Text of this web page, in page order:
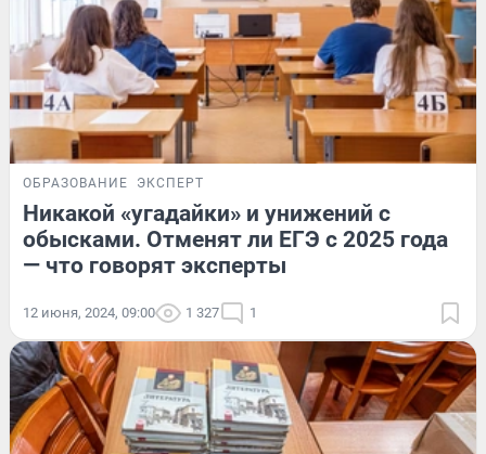
ОБРАЗОВАНИЕ ЭКСПЕРТ
Никакой «угадайки» и унижений с
обысками. Отменят ли ЕГЭ с 2025 года
— что говорят эксперты
12 июня, 2024, 09:00 1 327 1